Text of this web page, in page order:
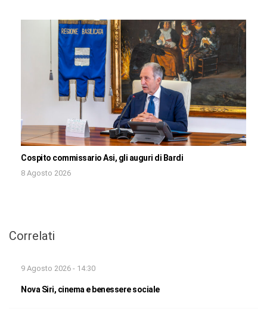
Cospito commissario Asi, gli auguri di Bardi
8 Agosto 2026
Correlati
9 Agosto 2026 - 14:30
Nova Siri, cinema e benessere sociale